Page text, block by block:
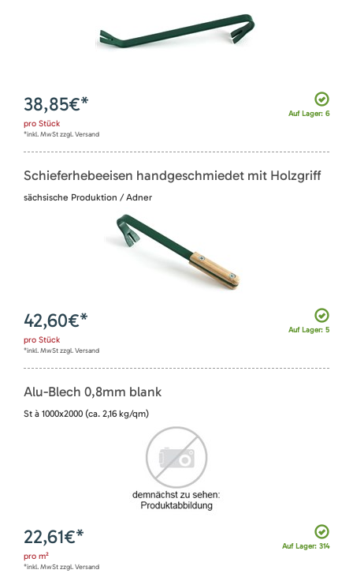
Auf Lager: 6
38,85€*
pro Stück
*inkl. MwSt zzgl. Versand
Schieferhebeeisen handgeschmiedet mit Holzgriff
sächsische Produktion / Adner
Auf Lager: 5
42,60€*
pro Stück
*inkl. MwSt zzgl. Versand
Alu-Blech 0,8mm blank
St à 1000x2000 (ca. 2,16 kg/qm)
Auf Lager: 314
22,61€*
pro m²
*inkl. MwSt zzgl. Versand